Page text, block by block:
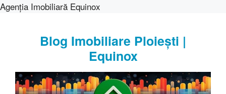
Agenția Imobiliară Equinox
Blog Imobiliare Ploiești |
Equinox